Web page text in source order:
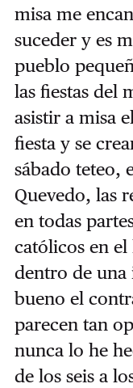
misa me
suceder y es
pueblo
las fiestas del
asistir a misa
fiesta y se
sábado teteo,
Quevedo, las
en todas
católicos en
dentro de una
bueno el
parecen tan
nunca lo he
de los seis a